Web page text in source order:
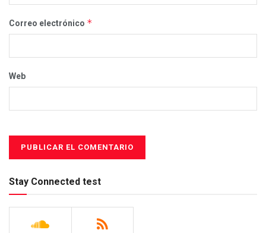
Correo electrónico *
Web
Stay Connected test